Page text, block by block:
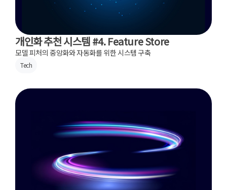
개인화 추천 시스템 #4. Feature Store
모델 피처의 중앙화와 자동화를 위한 시스템 구축
Tech